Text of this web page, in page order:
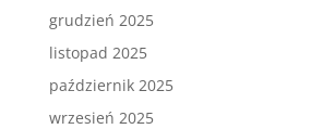
grudzień 2025
listopad 2025
październik 2025
wrzesień 2025